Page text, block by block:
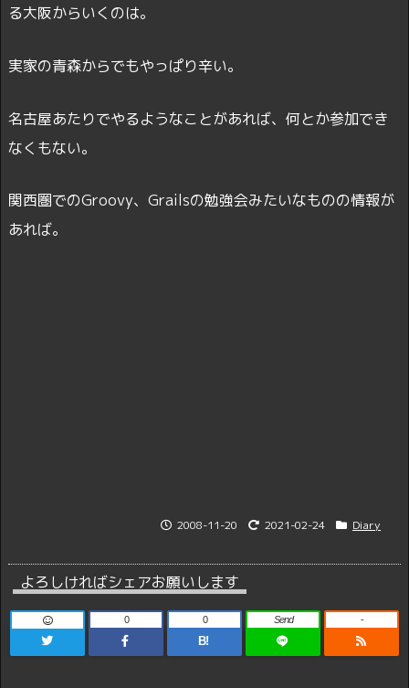
る大阪からいくのは。
実家の青森からでもやっぱり辛い。
名古屋あたりでやるようなことがあれば、何とか参加でき
なくもない。
関西圏でのGroovy、Grailsの勉強会みたいなものの情報が
あれば。
2008-11-20 2021-02-24 Diary
よろしければシェアお願いします
0
B!
0 Send -